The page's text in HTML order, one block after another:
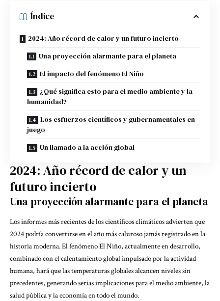
Índice
2024: Año récord de calor y un futuro incierto
Una proyección alarmante para el planeta
El impacto del fenómeno El Niño
¿Qué significa esto para el medio ambiente y la
humanidad?
Los esfuerzos científicos y gubernamentales en
juego
Un llamado a la acción global
2024: Año récord de calor y un
futuro incierto
Una proyección alarmante para el planeta
Los informes más recientes de los científicos climáticos advierten que
2024 podría convertirse en el año más caluroso jamás registrado en la
historia moderna. El fenómeno El Niño, actualmente en desarrollo,
combinado con el calentamiento global impulsado por la actividad
humana, hará que las temperaturas globales alcancen niveles sin
precedentes, generando serias implicaciones para el medio ambiente, la
salud pública y la economía en todo el mundo.